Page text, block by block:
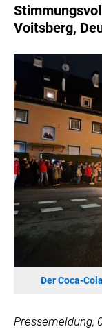
RECYCLEMICH-
VIER HOCH VIER
HANNERSBERG
WILHELM-EXNER-
ADMIRAL
EWP RECYCLING
ANNEMARIE CHARITY
IMPERIAL MARKETS
TRÄGERVEREIN
SPECIAL OLYMPICS
MEDIA
LOGOS
PRESSEKONTAKT
Voitsberg,
Der Coca-
Pressemeldung,